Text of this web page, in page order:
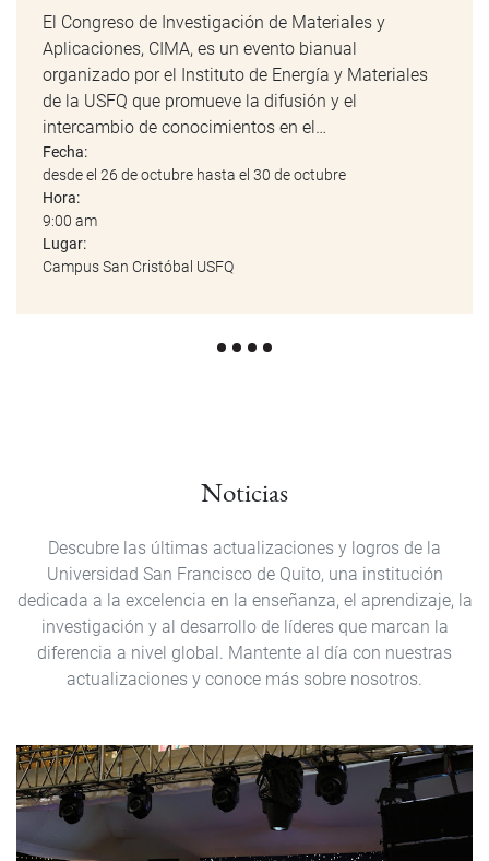
El Congreso de Investigación de Materiales y
Aplicaciones, CIMA, es un evento bianual
organizado por el Instituto de Energía y Materiales
de la USFQ que promueve la difusión y el
intercambio de conocimientos en el…
Fecha:
desde el 26 de octubre hasta el 30 de octubre
Hora:
9:00 am
Lugar:
Campus San Cristóbal USFQ
Noticias
Descubre las últimas actualizaciones y logros de la
Universidad San Francisco de Quito, una institución
dedicada a la excelencia en la enseñanza, el aprendizaje, la
investigación y al desarrollo de líderes que marcan la
diferencia a nivel global. Mantente al día con nuestras
actualizaciones y conoce más sobre nosotros.